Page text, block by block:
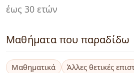
έως 30 ετών
Μαθήματα που παραδίδω
Μαθηματικά
Άλλες θετικές